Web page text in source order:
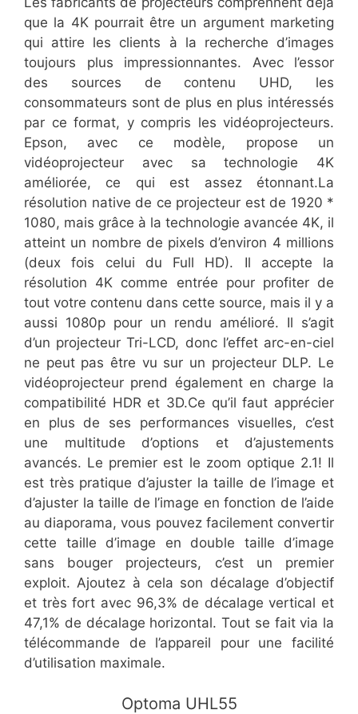
que la 4K pourrait être un argument marketing
qui attire les clients à la recherche d’images
toujours plus impressionnantes. Avec l’essor
des sources de contenu UHD, les
consommateurs sont de plus en plus intéressés
par ce format, y compris les vidéoprojecteurs.
Epson, avec ce modèle, propose un
vidéoprojecteur avec sa technologie 4K
améliorée, ce qui est assez étonnant.La
résolution native de ce projecteur est de 1920 *
1080, mais grâce à la technologie avancée 4K, il
atteint un nombre de pixels d’environ 4 millions
(deux fois celui du Full HD). Il accepte la
résolution 4K comme entrée pour profiter de
tout votre contenu dans cette source, mais il y a
aussi 1080p pour un rendu amélioré. Il s’agit
d’un projecteur Tri-LCD, donc l’effet arc-en-ciel
ne peut pas être vu sur un projecteur DLP. Le
vidéoprojecteur prend également en charge la
compatibilité HDR et 3D.Ce qu’il faut apprécier
en plus de ses performances visuelles, c’est
une multitude d’options et d’ajustements
avancés. Le premier est le zoom optique 2.1! Il
est très pratique d’ajuster la taille de l’image et
d’ajuster la taille de l’image en fonction de l’aide
au diaporama, vous pouvez facilement convertir
cette taille d’image en double taille d’image
sans bouger projecteurs, c’est un premier
exploit. Ajoutez à cela son décalage d’objectif
et très fort avec 96,3% de décalage vertical et
47,1% de décalage horizontal. Tout se fait via la
télécommande de l’appareil pour une facilité
d’utilisation maximale.
​Optoma UHL55